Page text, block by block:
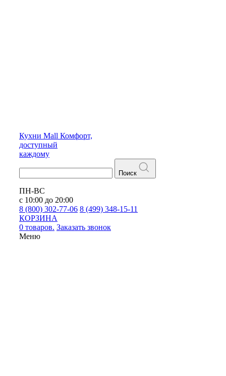
Кухни Mall Комфорт,
доступный
каждому
Поиск
ПН-ВС
с 10:00 до 20:00
8 (800) 302-77-06 8 (499) 348-15-11
КОРЗИНА
0 товаров. Заказать звонок
Меню